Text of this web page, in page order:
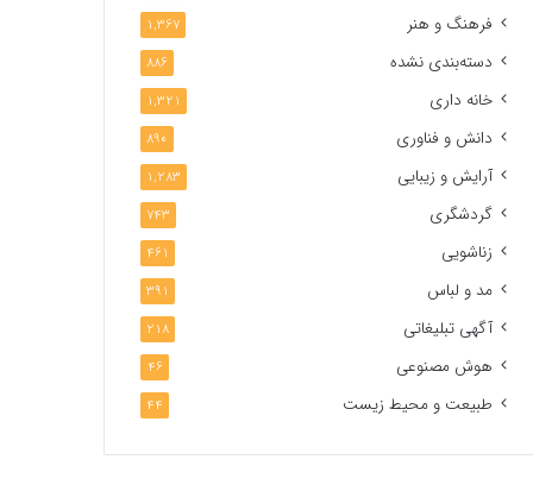
فرهنگ و هنر 1,367
دسته‌بندی نشده 886
خانه داری 1,321
دانش و فناوری 890
آرایش و زیبایی 1,283
گردشگری 743
زناشویی 461
مد و لباس 391
آگهی تبلیغاتی 218
هوش مصنوعی 46
طبیعت و محیط زیست 44